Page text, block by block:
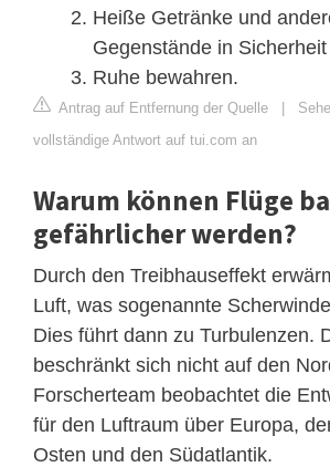
Heiße Getränke und
Gegenstände in
Ruhe bewahren.
Antrag auf Entfernung der Quelle |
vollständige Antwort auf tui.com an
Warum können Flüge
gefährlicher werden?
Durch den Treibhauseffekt
Luft, was sogenannte
Dies führt dann zu Turbulenzen.
beschränkt sich nicht auf den
Forscherteam beobachtet die
für den Luftraum über Europa,
Osten und den Südatlantik.